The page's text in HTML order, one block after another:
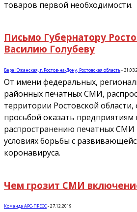
товаров первой необходимости.
Письмо Губернатору
Василию Голубеву
Вера Южанская, г. Ростов-на-Дону, Ростовская область-
От имени федеральных,
районных печатных СМИ,
территории Ростовской
просьбой оказать предприятиям
распространению печатных СМИ
условиях борьбы с
коронавируса.
Чем грозит СМИ
Команда АРС-ПРЕСС-27.12.2019